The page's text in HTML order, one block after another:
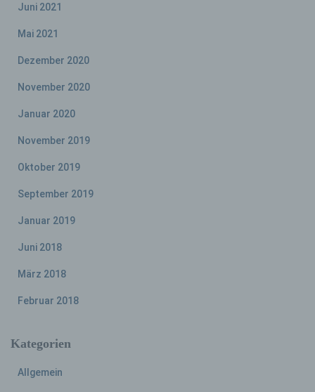
Juni 2021
Mai 2021
Dezember 2020
November 2020
Januar 2020
November 2019
Oktober 2019
September 2019
Januar 2019
Juni 2018
März 2018
Februar 2018
Kategorien
Allgemein
Pseudonymisierung ist die Verarbeitung
ohne Hinzuziehung zusätzlicher
betroffenen Person zugeordnet werden
Informationen gesondert aufbewahrt werden
Maßnahmen unterliegen, die gewährleisten,
einer identifizierten oder identifizierbaren
Verantwortlicher
Verantwortlicher oder für die Verarbeitung
juristische Person, Behörde, Einrichtung
und Mittel der Verarbeitung von
Sind die Zwecke und Mittel dieser